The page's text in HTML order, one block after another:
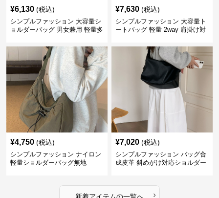
¥6,130 (税込)
シンプルファッション 大容量シ
ョルダーバッグ 男女兼用 軽量多
¥7,630 (税込)
シンプルファッション 大容量ト
ートバッグ 軽量 2way 肩掛け対
¥4,750 (税込)
シンプルファッション ナイロン
軽量ショルダーバッグ無地
¥7,020 (税込)
シンプルファッション バッグ合
成皮革 斜めがけ対応ショルダー
›